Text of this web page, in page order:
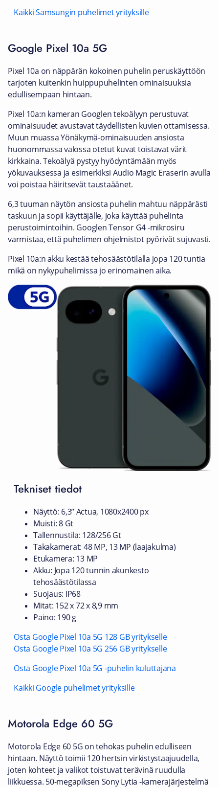
Kaikki Samsungin puhelimet yrityksille
Google Pixel 10a 5G
Pixel 10a on näppärän kokoinen puhelin peruskäyttöön
tarjoten kuitenkin huippupuhelinten ominaisuuksia
edullisempaan hintaan.
Pixel 10a:n kameran Googlen tekoälyyn perustuvat
ominaisuudet avustavat täydellisten kuvien ottamisessa.
Muun muassa Yönäkymä-ominaisuuden ansiosta
huonommassa valossa otetut kuvat toistavat värit
kirkkaina. Tekoälyä pystyy hyödyntämään myös
yökuvauksessa ja esimerkiksi Audio Magic Eraserin avulla
voi poistaa häiritsevät taustaäänet.
6,3 tuuman näytön ansiosta puhelin mahtuu näppärästi
taskuun ja sopii käyttäjälle, joka käyttää puhelinta
perustoimintoihin. Googlen Tensor G4 -mikrosiru
varmistaa, että puhelimen ohjelmistot pyörivät sujuvasti.
Pixel 10a:n akku kestää tehosäästötilalla jopa 120 tuntia
mikä on nykypuhelimissa jo erinomainen aika.
Tekniset tiedot
Näyttö: 6,3’’ Actua, 1080x2400 px
Muisti: 8 Gt
Tallennustila: 128/256 Gt
Takakamerat: 48 MP, 13 MP (laajakulma)
Etukamera: 13 MP
Akku: Jopa 120 tunnin akunkesto
tehosäästötilassa
Suojaus: IP68
Mitat: 152 x 72 x 8,9 mm
Paino: 190 g
Osta Google Pixel 10a 5G 128 GB yritykselle
Osta Google Pixel 10a 5G 256 GB yritykselle
Osta Google Pixel 10a 5G -puhelin kuluttajana
Kaikki Google puhelimet yrityksille
Motorola Edge 60 5G
Motorola Edge 60 5G on tehokas puhelin edulliseen
hintaan. Näyttö toimii 120 hertsin virkistystaajuudella,
joten kohteet ja valikot toistuvat terävinä ruudulla
liikkuessa. 50-megapiksen Sony Lytia -kamerajärjestelmä